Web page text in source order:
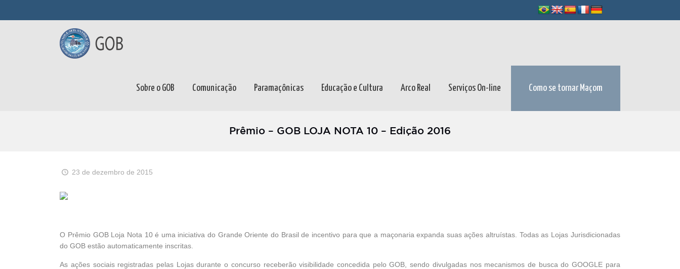
Sobre o GOB Comunicação Paramaçônicas Educação e Cultura Arco Real Serviços On-line Como se tornar Maçom
Prêmio – GOB LOJA NOTA 10 – Edição 2016
23 de dezembro de 2015
O Prêmio GOB Loja Nota 10 é uma iniciativa do Grande Oriente do Brasil de incentivo para que a maçonaria expanda suas ações altruístas. Todas as Lojas Jurisdicionadas
do GOB estão automaticamente inscritas.
As ações sociais registradas pelas Lojas durante o concurso receberão visibilidade concedida pelo GOB, sendo divulgadas nos mecanismos de busca do GOOGLE para